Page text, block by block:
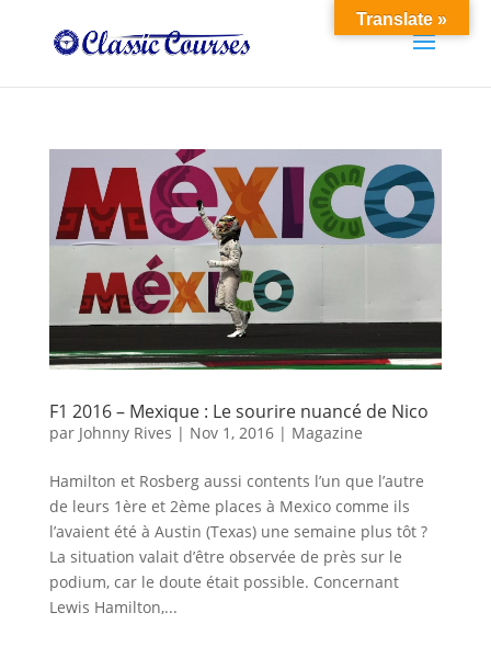
F1 2016 – Mexique : Le sourire nuancé de Nico
par Johnny Rives | Nov 1, 2016| Magazine
Hamilton et Rosberg aussi contents l’un que l’autre
de leurs 1ère et 2ème places à Mexico comme ils
l’avaient été à Austin (Texas) une semaine plus tôt ?
La situation valait d’être observée de près sur le
podium, car le doute était possible. Concernant
Lewis Hamilton,...
Translate »